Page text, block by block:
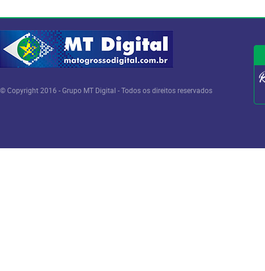
© Copyright 2016 - Grupo MT Digital - Todos os direitos reservados